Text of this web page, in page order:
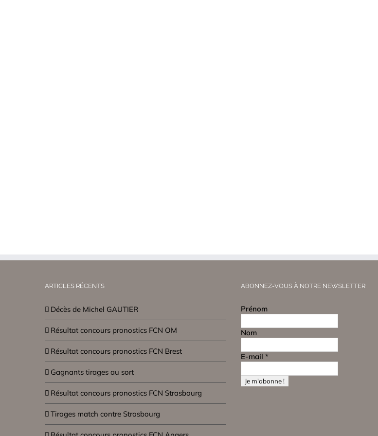
ARTICLES RÉCENTS
Décès de Michel GAUTIER
Résultat concours pronostics FCN OM
Résultat concours pronostics FCN Brest
Gagnants tirages au sort
Résultat concours pronostics FCN Strasbourg
Tirages match contre Strasbourg
ABONNEZ-VOUS À NOTRE NEWSLETTER
Prénom
Nom
E-mail*